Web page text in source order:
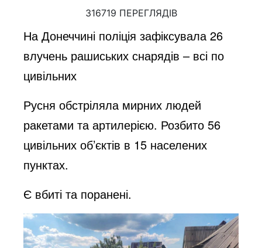
y
V
i
d
o
316719 ПЕРЕГЛЯДІВ
На Донеччині поліція зафіксувала 26
влучень рашиських снарядів – всі по
цивільних
Русня обстріляла мирних людей
ракетами та артилерією. Розбито 56
цивільних об’єктів в 15 населених
пунктах.
Є вбиті та поранені.